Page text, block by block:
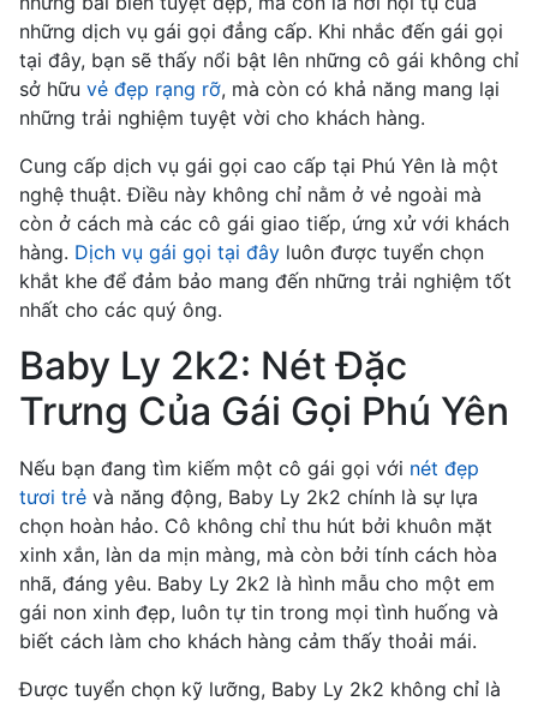
những dịch vụ gái gọi đẳng cấp. Khi nhắc đến gái gọi
tại đây, bạn sẽ thấy nổi bật lên những cô gái không chỉ
sở hữu vẻ đẹp rạng rỡ, mà còn có khả năng mang lại
những trải nghiệm tuyệt vời cho khách hàng.
Cung cấp dịch vụ gái gọi cao cấp tại Phú Yên là một
nghệ thuật. Điều này không chỉ nằm ở vẻ ngoài mà
còn ở cách mà các cô gái giao tiếp, ứng xử với khách
hàng. Dịch vụ gái gọi tại đây luôn được tuyển chọn
khắt khe để đảm bảo mang đến những trải nghiệm tốt
nhất cho các quý ông.
Baby Ly 2k2: Nét Đặc
Trưng Của Gái Gọi Phú Yên
Nếu bạn đang tìm kiếm một cô gái gọi với nét đẹp
tươi trẻ và năng động, Baby Ly 2k2 chính là sự lựa
chọn hoàn hảo. Cô không chỉ thu hút bởi khuôn mặt
xinh xắn, làn da mịn màng, mà còn bởi tính cách hòa
nhã, đáng yêu. Baby Ly 2k2 là hình mẫu cho một em
gái non xinh đẹp, luôn tự tin trong mọi tình huống và
biết cách làm cho khách hàng cảm thấy thoải mái.
Được tuyển chọn kỹ lưỡng, Baby Ly 2k2 không chỉ là